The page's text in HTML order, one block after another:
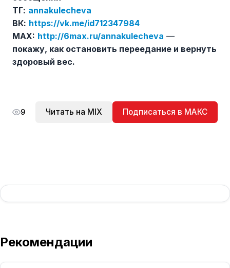
ТГ: annakulecheva
ВК: https://vk.me/id712347984
MAX: http://6max.ru/annakulecheva —
покажу, как остановить переедание и вернуть
здоровый вес.
9 Читать на MIX Подписаться в МАКС
Рекомендации